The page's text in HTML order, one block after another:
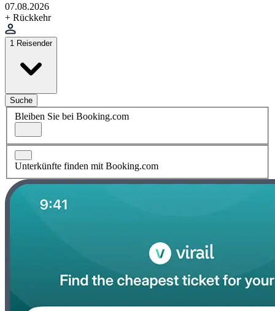
07.08.2026
+ Rückkehr
1 Reisender
Suche
Bleiben Sie bei Booking.com
Unterkünfte finden mit Booking.com